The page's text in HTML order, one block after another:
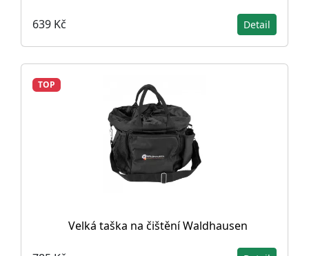
639 Kč Detail
TOP
Velká taška na čištění Waldhausen